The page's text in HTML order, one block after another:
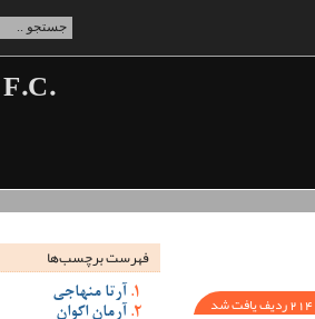
F.C.
فهرست برچسب‌ها
آرتا منهاجی
آرمان اکوان